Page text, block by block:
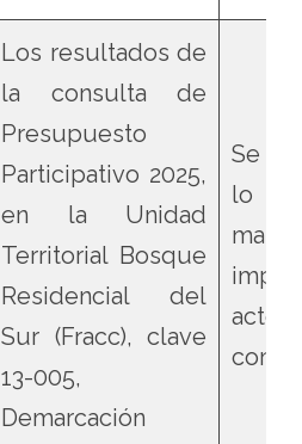
Los resultados de
la consulta de
Presupuesto
Participativo 2025,
en la Unidad
Territorial Bosque
Residencial del
Sur (Fracc), clave
13-005,
Demarcación
Se
lo
acto